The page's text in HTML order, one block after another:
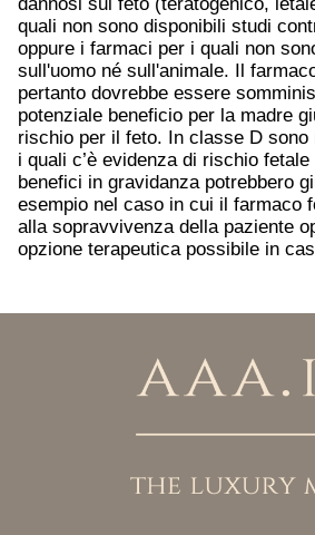
quali non sono disponibili studi
oppure i farmaci per i quali non
sull'uomo né sull'animale. Il
pertanto dovrebbe essere
potenziale beneficio per la madre
rischio per il feto. In classe D
i quali c’è evidenza di rischio fetale
benefici in gravidanza potrebbero
esempio nel caso in cui il farmaco
alla sopravvivenza della paziente
opzione terapeutica possibile in